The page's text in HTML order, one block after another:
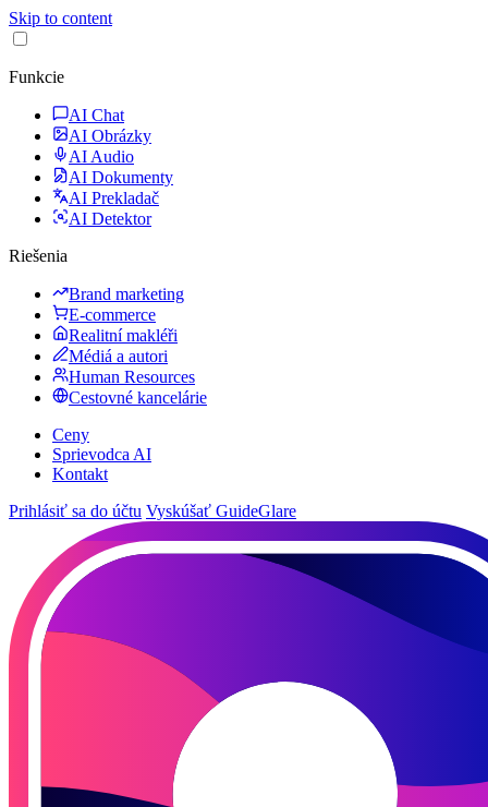
Skip to content
Funkcie
AI Chat
AI Obrázky
AI Audio
AI Dokumenty
AI Prekladač
AI Detektor
Riešenia
Brand marketing
E-commerce
Realitní makléři
Médiá a autori
Human Resources
Cestovné kancelárie
Ceny
Sprievodca AI
Kontakt
Prihlásiť sa do účtu Vyskúšať GuideGlare